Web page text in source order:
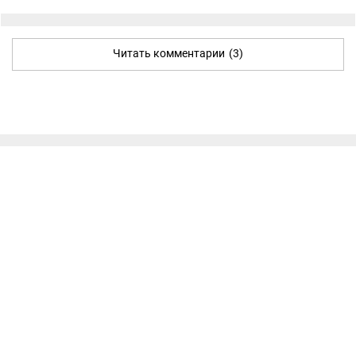
Читать комментарии (3)